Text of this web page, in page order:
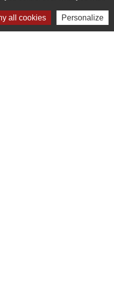
all cookies Personalize